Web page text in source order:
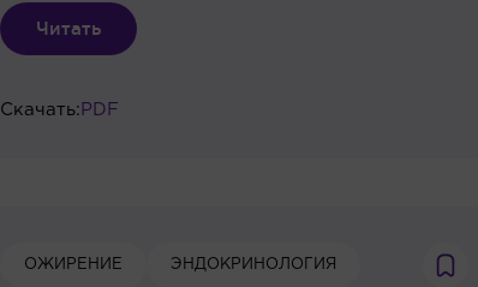
Читать
Скачать: PDF
ОЖИРЕНИЕ ЭНДОКРИНОЛОГИЯ